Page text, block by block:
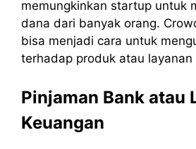
memungkinkan startup untuk
dana dari banyak orang.
bisa menjadi cara untuk
terhadap produk atau layanan
Pinjaman Bank atau
Keuangan